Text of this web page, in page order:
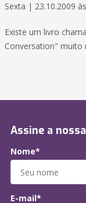
Sexta | 23.10.2009
Existe um livro
Conversation" muito
Assine a
Nome*
E-mail*